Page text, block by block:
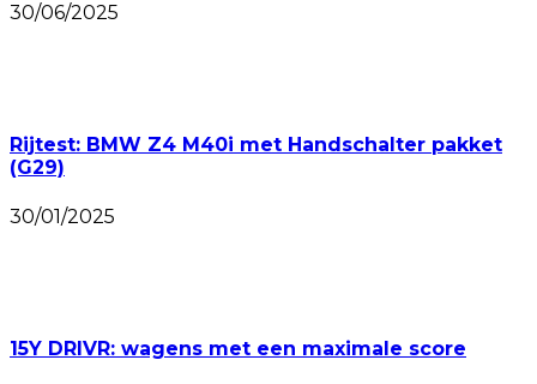
30/06/2025
Rijtest: BMW Z4 M40i met Handschalter pakket
(G29)
30/01/2025
15Y DRIVR: wagens met een maximale score